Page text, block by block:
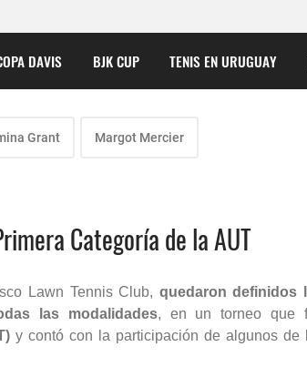
DAVIS BJK CUP TENIS EN URUGUAY
Grant Margot Mercier
Categoría de la AUT
Lawn Tennis Club, quedaron definidos
las modalidades, en un torneo que
y contó con la participación de algunos de